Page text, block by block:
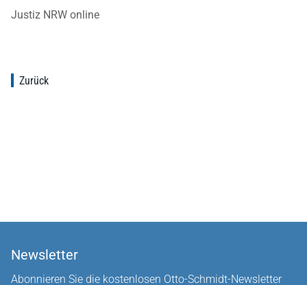
Justiz NRW online
Zurück
Newsletter
Abonnieren Sie die kostenlosen Otto-Schmidt-Newsletter